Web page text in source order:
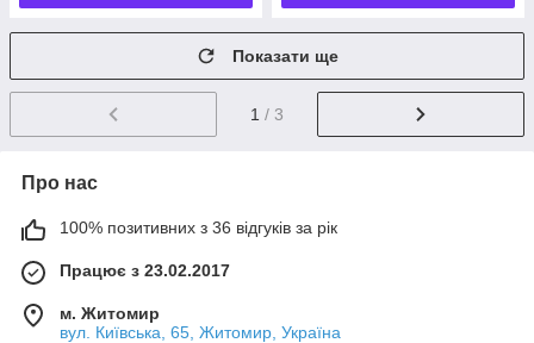
Показати ще
1 / 3
Про нас
100% позитивних з 36 відгуків за рік
Працює з 23.02.2017
м. Житомир
вул. Київська, 65, Житомир, Україна